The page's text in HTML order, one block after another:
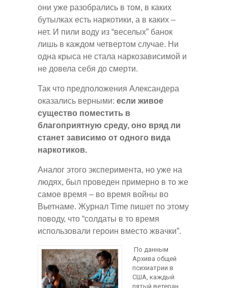
они уже разобрались в том, в каких
бутылках есть наркотики, а в каких –
нет. И пили воду из “веселых” банок
лишь в каждом четвертом случае. Ни
одна крыса не стала наркозависимой и
не довела себя до смерти.
Так что предположения Александера
оказались верными: если живое
существо поместить в
благоприятную среду, оно вряд ли
станет зависимо от одного вида
наркотиков.
Аналог этого эксперимента, но уже на
людях, был проведен примерно в то же
самое время – во время войны во
Вьетнаме. Журнал Time пишет по этому
поводу, что “солдаты в то время
использовали героин вместо жвачки”.
По данным
Архива общей
психиатрии в
США, каждый
пятый ветеран